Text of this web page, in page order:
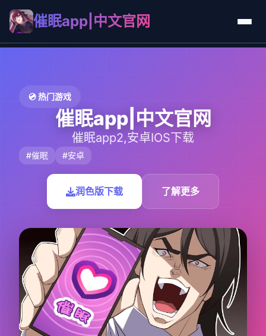
催眠app|中文官网
💿 热门游戏
催眠app|中文官网
催眠app2,安卓IOS下载
#催眠 #安卓
润色版下载 了解更多